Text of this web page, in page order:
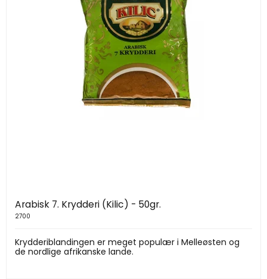
Arabisk 7. Krydderi (Kilic) - 50gr.
2700
Krydderiblandingen er meget populær i Melleøsten og
de nordlige afrikanske lande.